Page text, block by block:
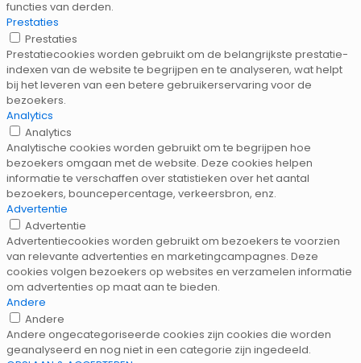
functies van derden.
Prestaties
Prestaties
Prestatiecookies worden gebruikt om de belangrijkste prestatie-
indexen van de website te begrijpen en te analyseren, wat helpt
bij het leveren van een betere gebruikerservaring voor de
bezoekers.
Analytics
Analytics
Analytische cookies worden gebruikt om te begrijpen hoe
bezoekers omgaan met de website. Deze cookies helpen
informatie te verschaffen over statistieken over het aantal
bezoekers, bouncepercentage, verkeersbron, enz.
Advertentie
Advertentie
Advertentiecookies worden gebruikt om bezoekers te voorzien
van relevante advertenties en marketingcampagnes. Deze
cookies volgen bezoekers op websites en verzamelen informatie
om advertenties op maat aan te bieden.
Andere
Andere
Andere ongecategoriseerde cookies zijn cookies die worden
geanalyseerd en nog niet in een categorie zijn ingedeeld.